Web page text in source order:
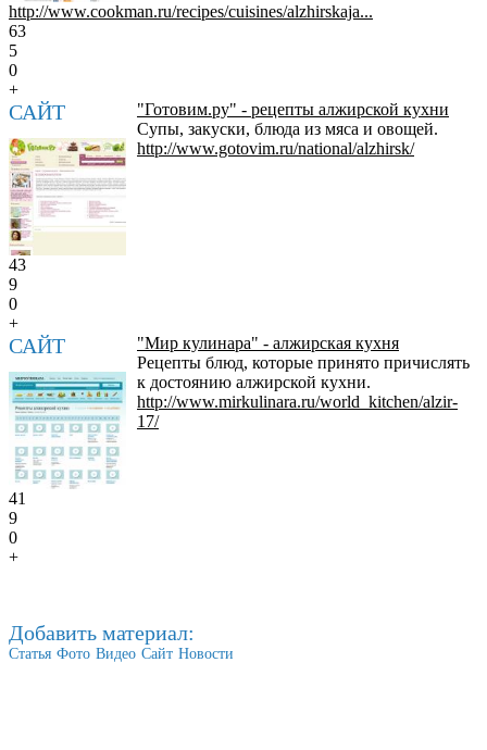
http://www.cookman.ru/recipes/cuisines/alzhirskaja...
63
5
0
+
САЙТ
"Готовим.ру" - рецепты алжирской кухни
Супы, закуски, блюда из мяса и овощей.
http://www.gotovim.ru/national/alzhirsk/
43
9
0
+
САЙТ
"Мир кулинара" - алжирская кухня
Рецепты блюд, которые принято причислять
к достоянию алжирской кухни.
http://www.mirkulinara.ru/world_kitchen/alzir-
17/
41
9
0
+
Добавить материал:
Статья Фото Видео Сайт Новости